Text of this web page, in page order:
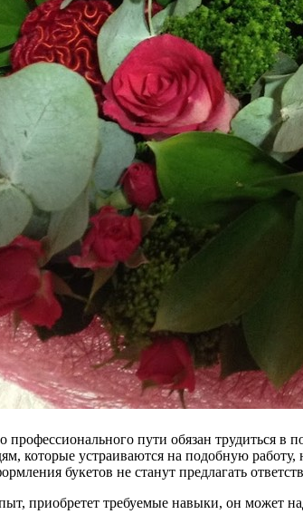
профессионального пути обязан трудиться
которые устраиваются на подобную
букетов не станут предлагать
приобретет требуемые навыки, он может